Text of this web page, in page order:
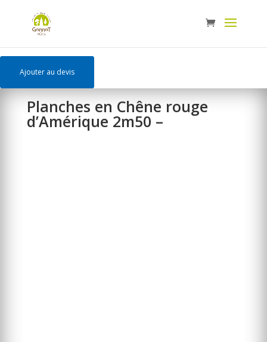
Ajouter au devis
Planches en Chêne rouge
d’Amérique 2m50 –